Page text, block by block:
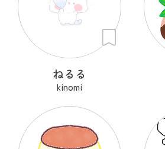
ねるる
kinomi